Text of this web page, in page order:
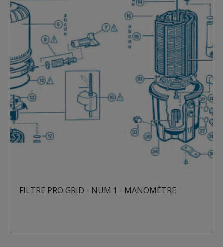
FILTRE PRO GRID - NUM 1 - MANOMÈTRE